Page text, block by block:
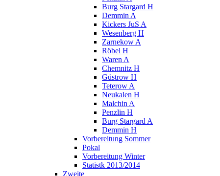
Burg Stargard H
Demmin A
Kickers JuS A
Wesenberg H
Zarnekow A
Röbel H
Waren A
Chemnitz H
Güstrow H
Teterow A
Neukalen H
Malchin A
Penzlin H
Burg Stargard A
Demmin H
Vorbereitung Sommer
Pokal
Vorbereitung Winter
Statistk 2013/2014
Zweite